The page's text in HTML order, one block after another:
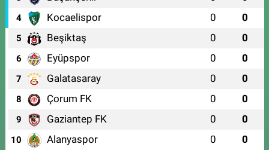
0 (224) 251 33 44
4 Kocaelispor 0 0
5 Beşiktaş 0 0
6 Eyüpspor 0 0
7 Galatasaray 0 0
8 Çorum FK 0 0
9 Gaziantep FK 0 0
10 Alanyaspor 0 0